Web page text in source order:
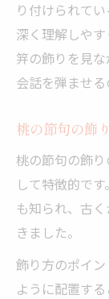
り付けられて
深く理解しやす
笄の飾りを見
会話を弾ませる
桃の節句の飾
桃の節句の飾
して特徴的で
も知られ、古
きました。
飾り方のポイ
ように配置す